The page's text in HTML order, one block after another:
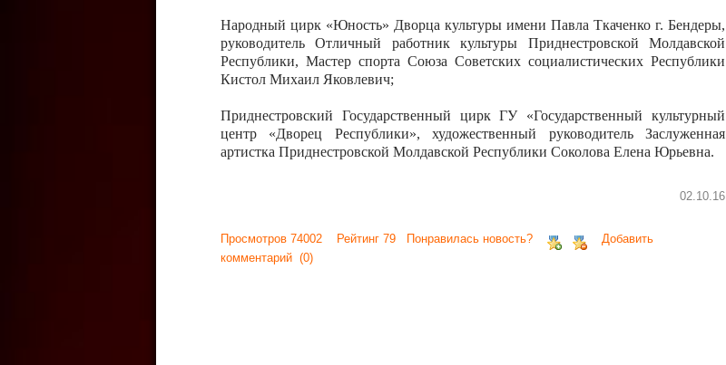
Народный цирк «Юность» Дворца культуры имени Павла Ткаченко г. Бендеры,
руководитель Отличный работник культуры Приднестровской Молдавской
Республики, Мастер спорта Союза Советских социалистических Республики
Кистол Михаил Яковлевич;
Приднестровский Государственный цирк ГУ «Государственный культурный
центр «Дворец Республики», художественный руководитель Заслуженная
артистка Приднестровской Молдавской Республики Соколова Елена Юрьевна.
02.10.16
Просмотров 74002 Рейтинг 79 Понравилась новость?
Добавить
комментарий (0)